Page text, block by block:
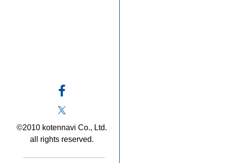
©2010 kotennavi Co., Ltd.
all rights reserved.